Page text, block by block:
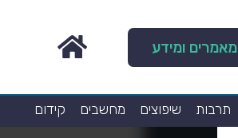
מאמרים ומידע
תרבות שיפוצים מחשבים קידום